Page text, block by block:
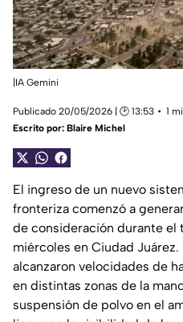
|IA Gemini
Publicado 20/05/2026 | 🕑 13:53
1
Escrito por: Blaire Michel
El ingreso de un nuevo
fronteriza comenzó a
de consideración durante el
miércoles en Ciudad
alcanzaron velocidades de
en distintas zonas de la
suspensión de polvo en el